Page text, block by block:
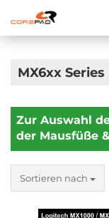
MX6xx Series
Zur Auswahl
der Mausfüße
Sortieren nach